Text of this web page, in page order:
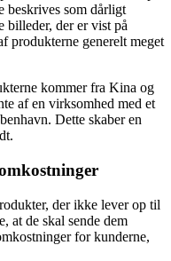
beskrives som dårligt
billeder, der er vist på
produkterne generelt meget
kommer fra Kina og
af en virksomhed med et
Dette skaber en
der ikke lever op til
at de skal sende dem
for kunderne,